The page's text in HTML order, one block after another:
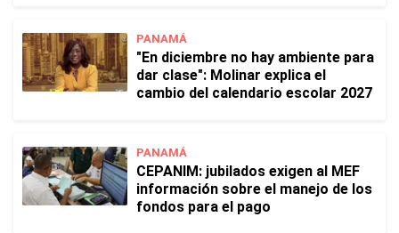
PANAMÁ
"En diciembre no hay ambiente para
dar clase": Molinar explica el
cambio del calendario escolar 2027
PANAMÁ
CEPANIM: jubilados exigen al MEF
información sobre el manejo de los
fondos para el pago